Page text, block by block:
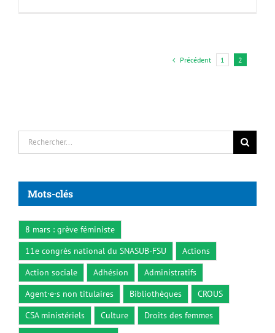
Précédent 1 2
Rechercher:
Mots-clés
8 mars : grève féministe
11e congrès national du SNASUB-FSU
Actions
Action sociale
Adhésion
Administratifs
Agent·e·s non titulaires
Bibliothèques
CROUS
CSA ministériels
Culture
Droits des femmes